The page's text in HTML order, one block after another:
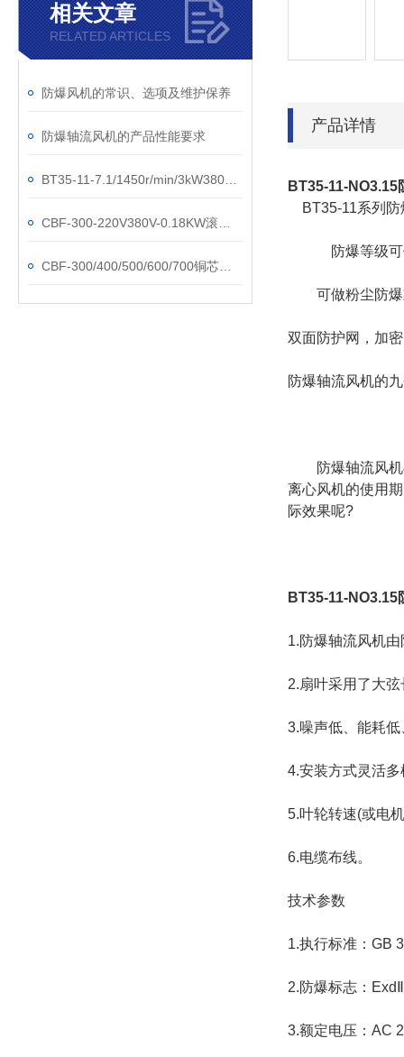
相关文章
RELATED ARTICLES
防爆风机的常识、选项及维护保养
防爆轴流风机的产品性能要求
产品详情
BT35-11-
BT35-11系列防
防爆等级可做
可做粉尘防爆
双面防护网，加
防爆轴流风机的
防爆轴流风机与
离心风机的使用
际效果呢?
BT35-11-
1.防爆轴流风机
2.扇叶采用了大
3.噪声低、能耗
4.安装方式灵活
5.叶轮转速(或电
6.电缆布线。
技术参数
1.执行标准：GB
2.防爆标志：
3.额定电压：AC